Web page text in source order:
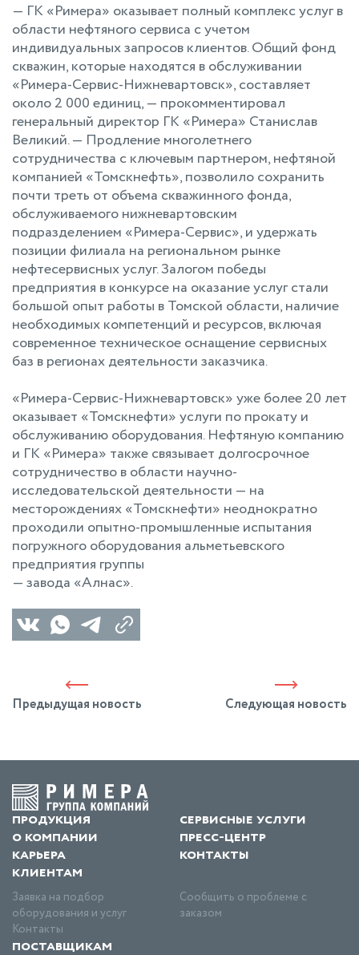
— ГК «Римера» оказывает полный комплекс услуг в
области нефтяного сервиса с учетом
индивидуальных запросов клиентов. Общий фонд
скважин, которые находятся в обслуживании
«Римера-Сервис-Нижневартовск», составляет
около 2 000 единиц, — прокомментировал
генеральный директор ГК «Римера» Станислав
Великий. — Продление многолетнего
сотрудничества с ключевым партнером, нефтяной
компанией «Томскнефть», позволило сохранить
почти треть от объема скважинного фонда,
обслуживаемого нижневартовским
подразделением «Римера-Сервис», и удержать
позиции филиала на региональном рынке
нефтесервисных услуг. Залогом победы
предприятия в конкурсе на оказание услуг стали
большой опыт работы в Томской области, наличие
необходимых компетенций и ресурсов, включая
современное техническое оснащение сервисных
баз в регионах деятельности заказчика.
«Римера-Сервис-Нижневартовск» уже более 20 лет
оказывает «Томскнефти» услуги по прокату и
обслуживанию оборудования. Нефтяную компанию
и ГК «Римера» также связывает долгосрочное
сотрудничество в области научно-
исследовательской деятельности — на
месторождениях «Томскнефти» неоднократно
проходили опытно-промышленные испытания
погружного оборудования альметьевского
предприятия группы
— завода «Алнас».
Предыдущая новость Следующая новость
продукция
сервисные услуги
о компании
пресс-центр
карьера
контакты
клиентам
Заявка на подбор
оборудования и услуг
Сообщить о проблеме с
заказом
Контакты
поставщикам